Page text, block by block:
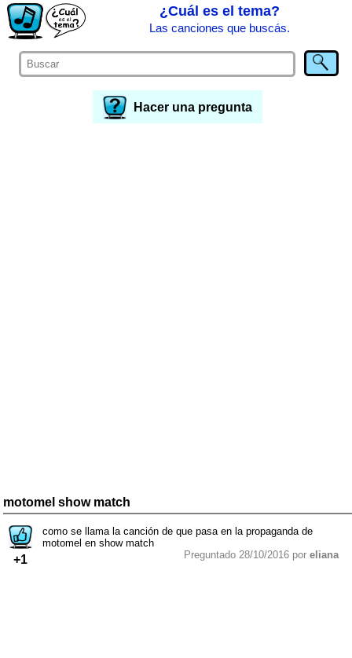
¿Cuál es el tema?
Las canciones que buscás.
Hacer una pregunta
motomel show match
+1
como se llama la canción de que pasa en la propaganda de
motomel en show match
Preguntado 28/10/2016 por eliana